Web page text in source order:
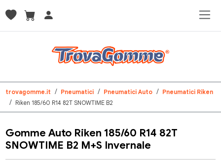
trovagomme.it Pneumatici Pneumatici Auto
Pneumatici Riken
Riken 185/60 R14 82T SNOWTIME B2
Gomme Auto Riken 185/60 R14 82T
SNOWTIME B2 M+S Invernale